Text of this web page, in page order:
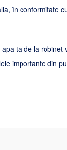
în conformitate
ta de la
importante din